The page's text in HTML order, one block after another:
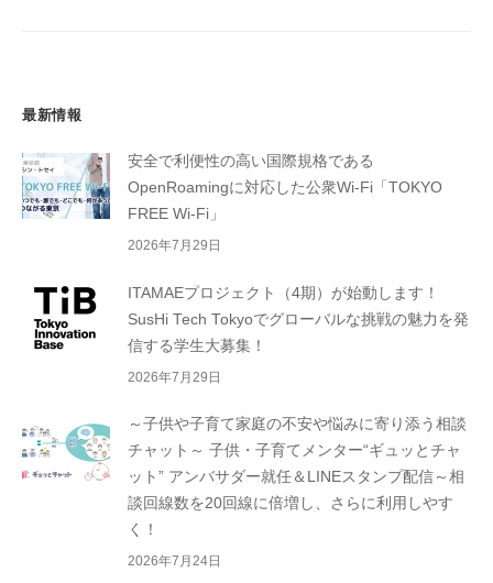
最新情報
安全で利便性の高い国際規格である
OpenRoamingに対応した公衆Wi-Fi「TOKYO
FREE Wi-Fi」
2026年7月29日
ITAMAEプロジェクト（4期）が始動します！
SusHi Tech Tokyoでグローバルな挑戦の魅力を発
信する学生大募集！
2026年7月29日
～子供や子育て家庭の不安や悩みに寄り添う相談
チャット～ 子供・子育てメンター“ギュッとチャ
ット” アンバサダー就任＆LINEスタンプ配信～相
談回線数を20回線に倍増し、さらに利用しやす
く！
2026年7月24日